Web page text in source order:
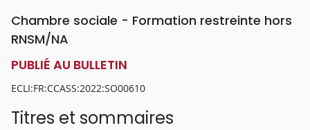
Chambre sociale - Formation restreinte hors
RNSM/NA
PUBLIÉ AU BULLETIN
ECLI:FR:CCASS:2022:SO00610
Titres et sommaires